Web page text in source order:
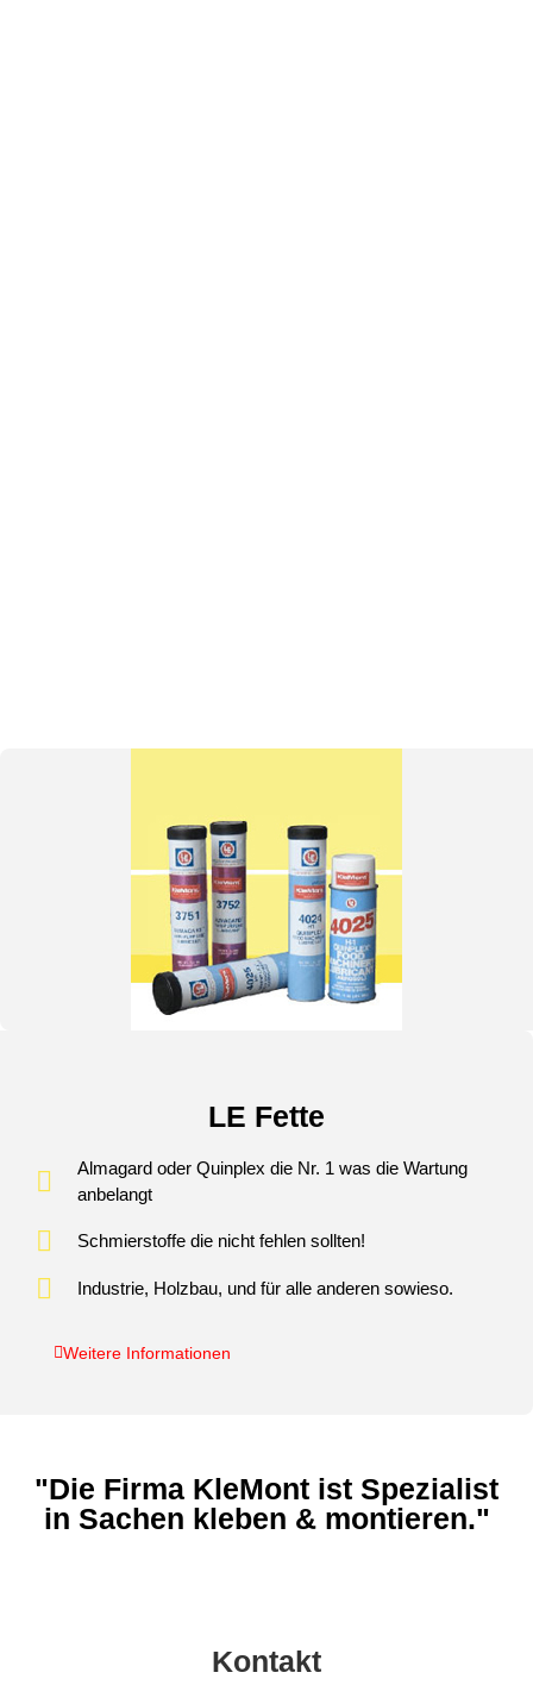
LE Fette
Almagard oder Quinplex die Nr. 1 was die Wartung
anbelangt
Schmierstoffe die nicht fehlen sollten!
Industrie, Holzbau, und für alle anderen sowieso.
Weitere Informationen
"Die Firma KleMont ist Spezialist
in Sachen kleben & montieren."
Kontakt